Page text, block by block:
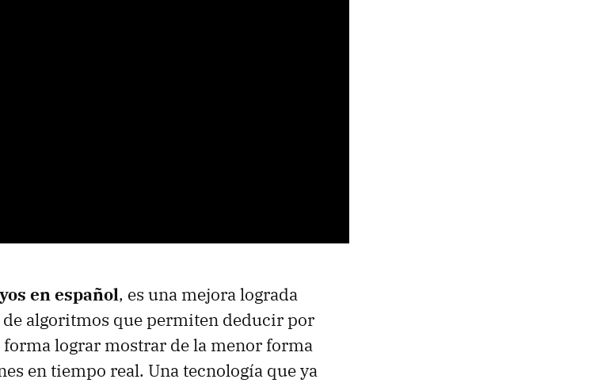
en español, es una mejora lograda
de algoritmos que permiten deducir por
lograr mostrar de la menor forma
en tiempo real. Una tecnología que ya